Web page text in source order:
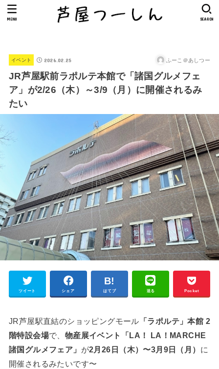
SEARCH
MENU
イベント 2026.02.25 ふーこ＠あしつー
JR芦屋駅前ラポルテ本館で「諸国グルメフェ
ア」が2/26（木）～3/9（月）に開催されるみ
たい
ツイート シェア はてブ 送る Pocket
JR芦屋駅直結のショッピングモール 「ラポルテ」本館 2
階特設会場で、 物産展イベント「LA！ LA！MARCHE
諸国グルメフェア」 が2月26日（木）〜3月9日（月） に
開催されるみたいです〜